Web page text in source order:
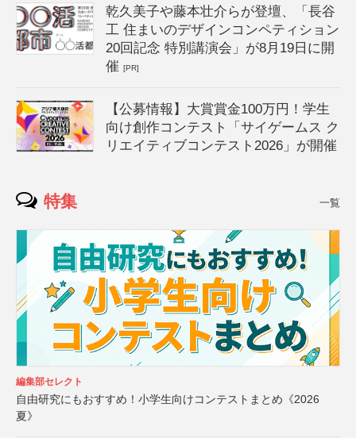
乾久美子や藤本壮介らが登壇、「長谷
工 住まいのデザインコンペティション
20回記念 特別講演会」が8月19日に開
催[PR]
【公募情報】大賞賞金100万円！学生
向け創作コンテスト「サイゲームス ク
リエイティブコンテスト2026」が開催
特集 一覧
編集部セレクト
自由研究にもおすすめ！小学生向けコンテストまとめ《2026
夏》